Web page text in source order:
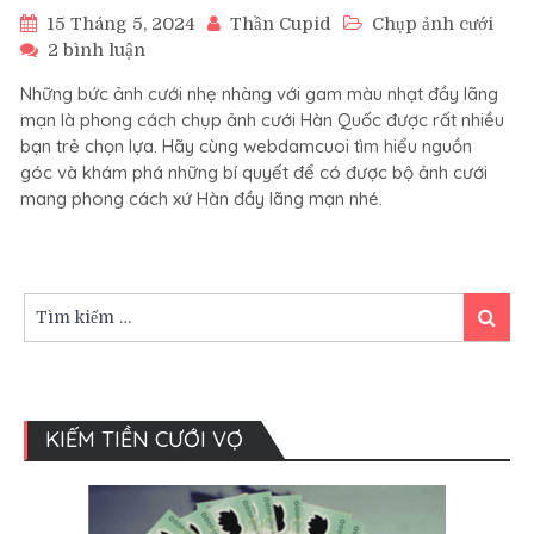
15 Tháng 5, 2024 Thần Cupid
Chụp ảnh cưới
2 bình luận
ảnh
cưới
Hàn
Quốc
vì
yêu
của
Những bức ảnh cưới nhẹ nhàng với gam màu nhạt đầy lãng
mạn là phong cách chụp ảnh cưới Hàn Quốc được rất nhiều
bạn trẻ chọn lựa. Hãy cùng webdamcuoi tìm hiểu nguồn
góc và khám phá những bí quyết để có được bộ ảnh cưới
mang phong cách xứ Hàn đầy lãng mạn nhé.
kiếm:
Tìm
kiếm
KIẾM TIỀN CƯỚI VỢ